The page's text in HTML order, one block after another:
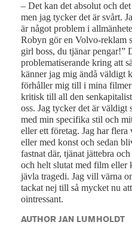
– Det kan det absolut och
men jag tycker det är svårt.
är något problem i
Robyn gör en Volvo-reklam
girl boss, du tjänar pengar!”
problematiserande kring att
känner jag mig ändå väldigt
förhåller mig till i mina
kritisk till all den
oss. Jag tycker det är väldigt
med min specifika stil och
eller ett företag. Jag har
eller med konst och sedan
fastnat där, tjänat jättebra
och helt slutat med film eller
jävla tragedi. Jag vill värna
tackat nej till så mycket nu
ointressant.
AUTHOR JAN LUMHOLDT